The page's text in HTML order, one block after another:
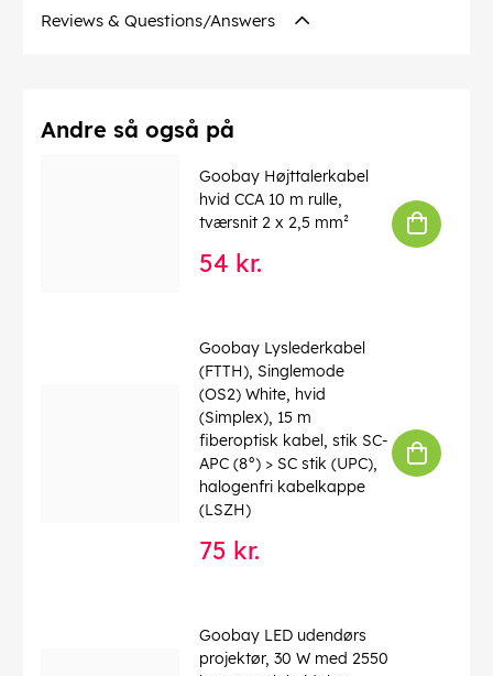
Driftstemperatur op til: 60 °C
Kabeltype: Rundkabel
Materiale kabelkappe : PVC
Inder leder materiale: CCA (kobberbeklædt aluminium)
Tilslutning, afskærmning : nej
Reviews & Questions/Answers
Andre så også på
Goobay Højttalerkabel
hvid CCA 10 m rulle,
tværsnit 2 x 2,5 mm²
54 kr.
Goobay Lyslederkabel
(FTTH), Singlemode
(OS2) White, hvid
(Simplex), 15 m
fiberoptisk kabel, stik SC-
APC (8°) > SC stik (UPC),
halogenfri kabelkappe
(LSZH)
75 kr.
Goobay LED udendørs
projektør, 30 W med 2550